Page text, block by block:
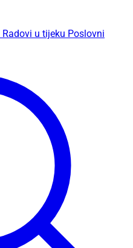
Radovi u tijeku Poslovni